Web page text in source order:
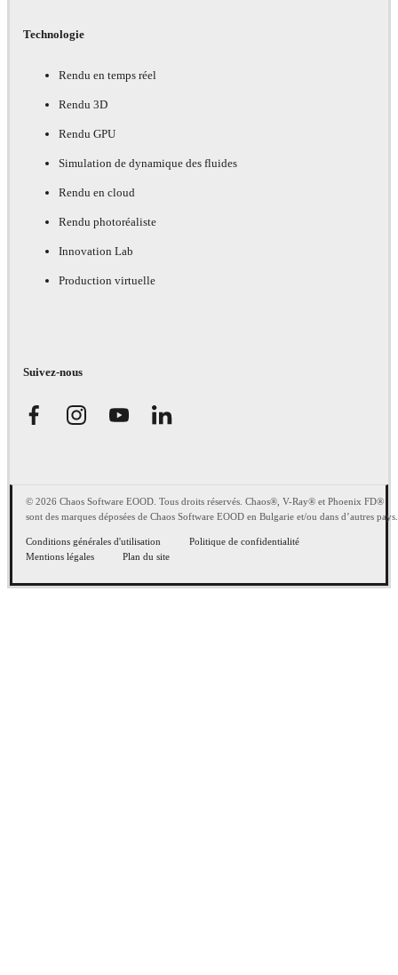
Technologie
Rendu en temps réel
Rendu 3D
Rendu GPU
Simulation de dynamique des fluides
Rendu en cloud
Rendu photoréaliste
Innovation Lab
Production virtuelle
Suivez-nous
© 2026 Chaos Software EOOD. Tous droits réservés. Chaos®, V-Ray® et Phoenix FD®
sont des marques déposées de Chaos Software EOOD en Bulgarie et/ou dans d’autres pays.
Conditions générales d'utilisation
Politique de confidentialité
Mentions légales
Plan du site